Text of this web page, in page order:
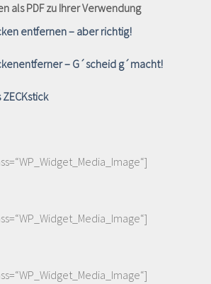
als PDF zu Ihrer Verwendung
entfernen – aber richtig!
– G´scheid g´macht!